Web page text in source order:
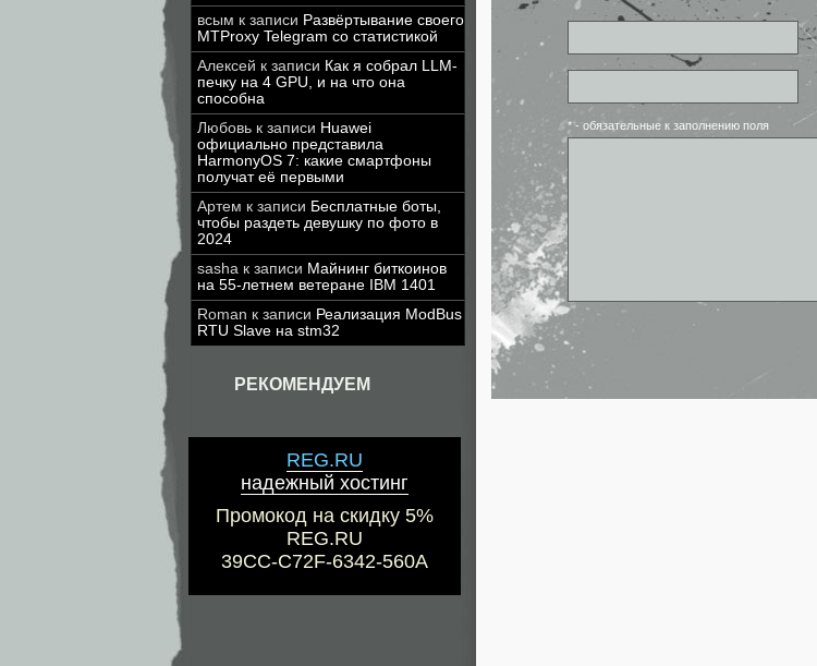
всым к записи Развёртывание своего
MTProxy Telegram со статистикой
Алексей к записи Как я собрал LLM-
печку на 4 GPU, и на что она
способна
Любовь к записи Huawei
официально представила
HarmonyOS 7: какие смартфоны
получат её первыми
Артем к записи Бесплатные боты,
чтобы раздеть девушку по фото в
2024
sasha к записи Майнинг биткоинов
на 55-летнем ветеране IBM 1401
Roman к записи Реализация ModBus
RTU Slave на stm32
РЕКОМЕНДУЕМ
REG.RU
надежный хостинг
Промокод на скидку 5%
REG.RU
39CC-C72F-6342-560A
* - обязательные к заполнению поля